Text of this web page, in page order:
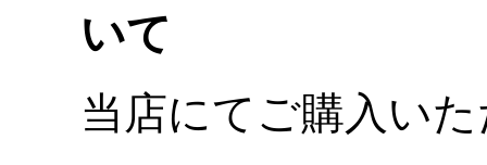
いて
当店にてご購入い